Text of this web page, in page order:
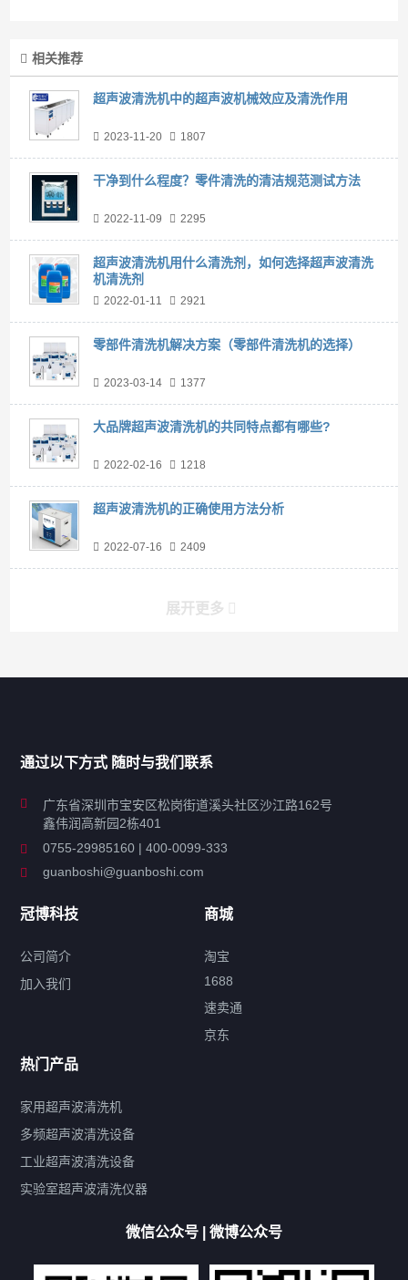
相关推荐
超声波清洗机中的超声波机械效应及清洗作用
2023-11-20 1807
干净到什么程度？零件清洗的清洁规范测试方法
2022-11-09 2295
超声波清洗机用什么清洗剂，如何选择超声波清洗
机清洗剂
2022-01-11 2921
零部件清洗机解决方案（零部件清洗机的选择）
2023-03-14 1377
大品牌超声波清洗机的共同特点都有哪些?
2022-02-16 1218
超声波清洗机的正确使用方法分析
2022-07-16 2409
展开更多
工业超声波清洗设备
特种超声波洗净产品
超声波配件
产品标签
鼓泡 升降 抛动
带加热
功率可调
双波脱气
机械旋钮系列
厨具清洗机
超声波振板
高尔夫球杆清洗机
大型单槽带过滤系列
全自动/半自动系列
通过以下方式 随时与我们联系
广东省深圳市宝安区松岗街道溪头社区沙江路162号
鑫伟润高新园2栋401
0755-29985160 | 400-0099-333
guanboshi@guanboshi.com
冠博科技
公司简介
加入我们
商城
淘宝
1688
速卖通
京东
热门产品
家用超声波清洗机
多频超声波清洗设备
工业超声波清洗设备
实验室超声波清洗仪器
微信公众号 | 微博公众号